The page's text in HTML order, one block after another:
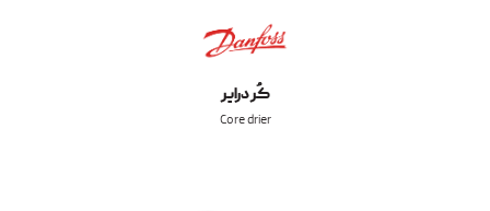
کُر درایر
Core drier